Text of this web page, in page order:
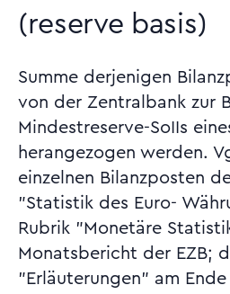
(reserve basis)
Summe derjenigen
von der Zentralbank zur
Mindestreserve-SoIIs
herangezogen werden.
einzelnen Bilanzposten
"Statistik des Euro-
Rubrik "Monetäre
Monatsbericht der EZB;
"Erläuterungen" am